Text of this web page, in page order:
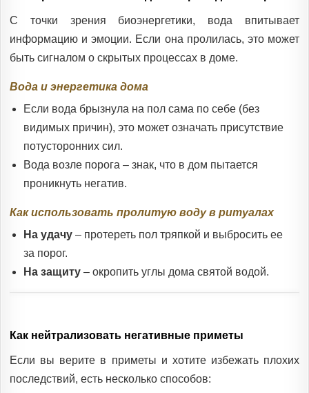
С точки зрения биоэнергетики, вода впитывает
информацию и эмоции. Если она пролилась, это может
быть сигналом о скрытых процессах в доме.
Вода и энергетика дома
Если вода брызнула на пол сама по себе (без
видимых причин), это может означать присутствие
потусторонних сил.
Вода возле порога – знак, что в дом пытается
проникнуть негатив.
Как использовать пролитую воду в ритуалах
На удачу – протереть пол тряпкой и выбросить ее
за порог.
На защиту – окропить углы дома святой водой.
Как нейтрализовать негативные приметы
Если вы верите в приметы и хотите избежать плохих
последствий, есть несколько способов: